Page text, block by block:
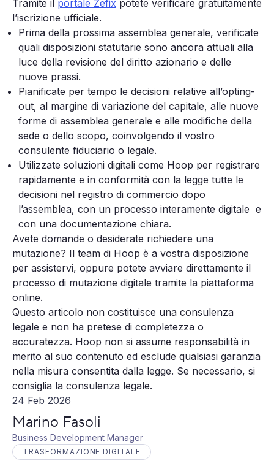
24 Feb 2026
Marino Fasoli
Business Development Manager
TRASFORMAZIONE DIGITALE
Tramite il portale Zefix potete verificare gratuitamente
l’iscrizione ufficiale.
Prima della prossima assemblea generale, verificate
quali disposizioni statutarie sono ancora attuali alla
luce della revisione del diritto azionario e delle
nuove prassi.
Pianificate per tempo le decisioni relative all’opting-
out, al margine di variazione del capitale, alle nuove
forme di assemblea generale e alle modifiche della
sede o dello scopo, coinvolgendo il vostro
consulente fiduciario o legale.
Utilizzate soluzioni digitali come Hoop per registrare
rapidamente e in conformità con la legge tutte le
decisioni nel registro di commercio dopo
l’assemblea, con un processo interamente digitale e
con una documentazione chiara.
Avete domande o desiderate richiedere una
mutazione? Il team di Hoop è a vostra disposizione
per assistervi, oppure potete avviare direttamente il
processo di mutazione digitale tramite la piattaforma
online.
Questo articolo non costituisce una consulenza
legale e non ha pretese di completezza o
accuratezza. Hoop non si assume responsabilità in
merito al suo contenuto ed esclude qualsiasi garanzia
nella misura consentita dalla legge. Se necessario, si
consiglia la consulenza legale.